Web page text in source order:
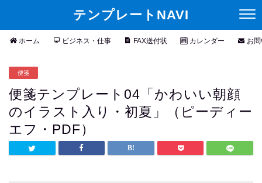
テンプレートNAVI
ホーム ビジネス・仕事 FAX送付状 カレンダー お
便箋
便箋テンプレート04「かわいい朝顔
のイラスト入り・初夏」（ピーディー
エフ・PDF）